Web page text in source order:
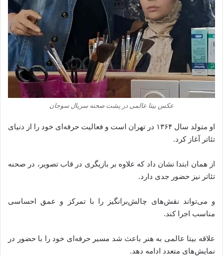
عکس بیتا عالمی در پشت صحنه سریال سوجان
او متولد سال ۱۳۶۴ در تهران است و فعالیت حرفه‌ای خود را از دنیای
تئاتر آغاز کرد.
از همان ابتدا نشان داد که علاوه بر بازیگری در قاب تصویر، در صحنه
تئاتر نیز حضور جدی دارد.
و می‌تواند نقش‌های چالش‌برانگیز را با تمرکز و عمق احساسی
مناسب اجرا کند.
علاقه بیتا عالمی به هنر باعث شد مسیر حرفه‌ای خود را با حضور در
نمایش‌های متعدد ادامه دهد.